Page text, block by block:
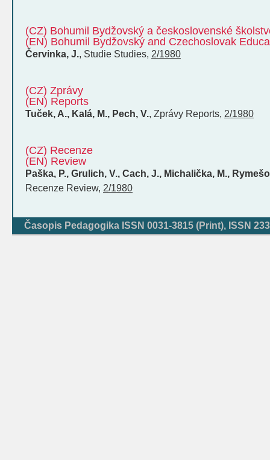
(CZ) Bohumil Bydžovský a československé
(EN) Bohumil Bydžovský and Czechoslovak
Červinka, J., Studie Studies, 2/1980
(CZ) Zprávy
(EN) Reports
Tuček, A., Kalá, M., Pech, V., Zprávy Reports, 2/1980
(CZ) Recenze
(EN) Review
Paška, P., Grulich, V., Cach, J., Michalička, M.,
Recenze Review, 2/1980
Časopis Pedagogika ISSN 0031-3815 (Print), ISSN